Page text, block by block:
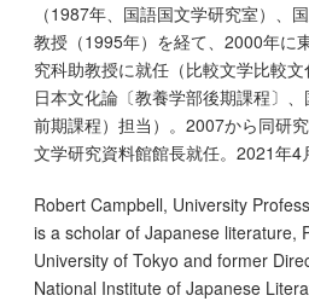
（1987年、国語国文学研究室）、
教授（1995年）を経て、2000年に
究科助教授に就任（比較文学比較
日本文化論〔教養学部後期課程〕
前期課程）担当）。2007から同研
文学研究資料館館長就任。2021年4
Robert Campbell, University
is a scholar of Japanese literature,
University of Tokyo and former
National Institute of Japanese